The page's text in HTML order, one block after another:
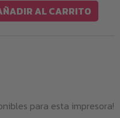
AL CARRITO
para esta impresora!